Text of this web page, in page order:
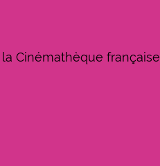
Cinémathèque française